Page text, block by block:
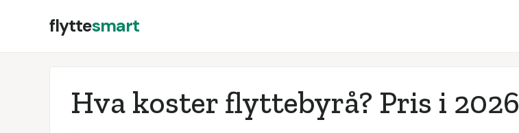
flyttesmart
Hva koster flyttebyrå? Pris i 2026